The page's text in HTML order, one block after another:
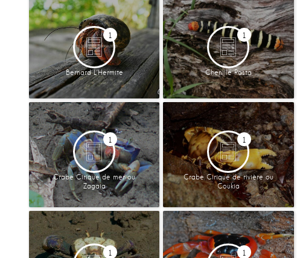
1
Bernard L’Hermite
1
Chenille Rasta
1
Crabe Cirique de mer ou
Zagaia
1
Crabe Cirique de rivière ou
Coukia
1 1